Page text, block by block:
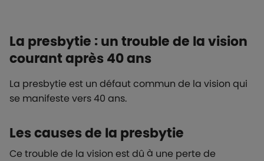
La presbytie : un trouble de la vision
courant après 40 ans
La presbytie est un défaut commun de la vision qui
se manifeste vers 40 ans.
Les causes de la presbytie
Ce trouble de la vision est dû à une perte de